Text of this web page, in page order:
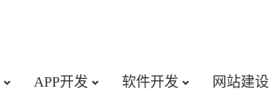
APP开发 软件开发 网站建设